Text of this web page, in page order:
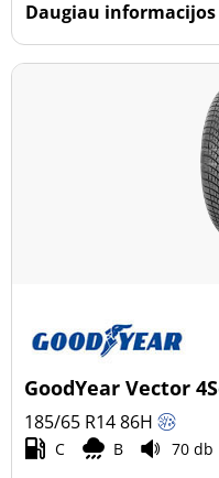
Daugiau informacijos
GoodYear Vector
185/65 R1486H
C B 70 db